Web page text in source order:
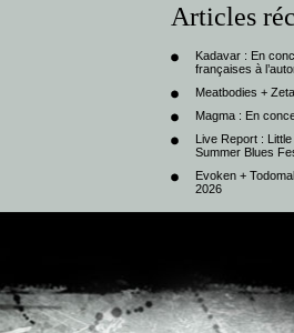
Articles
Kadavar : En
françaises à
Meatbodies +
Magma : En
Live Report :
Summer Blues
Evoken +
2026